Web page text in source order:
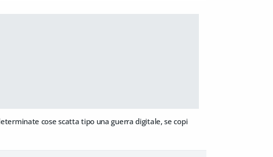
cose scatta tipo una guerra digitale, se copi